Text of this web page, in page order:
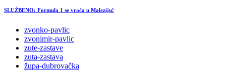
SLUŽBENO: Formula 1 se vraća u Maleziju!
zvonko-pavlic
zvonimir-pavlic
zute-zastave
zuta-zastava
župa-dubrovačka